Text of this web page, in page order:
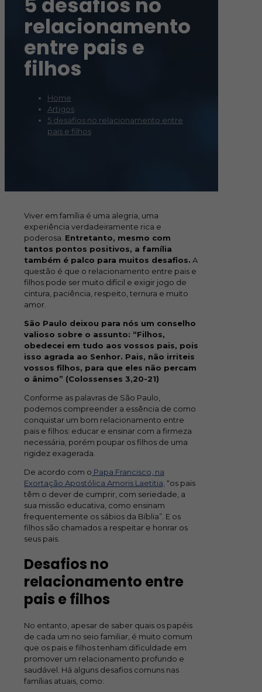
relacionamento
entre pais e
filhos
Home
Artigos
5 desafios no relacionamento entre
pais e filhos
Viver em família é uma alegria, uma
experiência verdadeiramente rica e
poderosa. Entretanto, mesmo com
tantos pontos positivos, a família
também é palco para muitos desafios. A
questão é que o relacionamento entre pais e
filhos pode ser muito difícil e exigir jogo de
cintura, paciência, respeito, ternura e muito
amor.
São Paulo deixou para nós um conselho
valioso sobre o assunto: “Filhos,
obedecei em tudo aos vossos pais, pois
isso agrada ao Senhor. Pais, não irriteis
vossos filhos, para que eles não percam
o ânimo” (Colossenses 3,20-21)
Conforme as palavras de São Paulo,
podemos compreender a essência de como
conquistar um bom relacionamento entre
pais e filhos: educar e ensinar com a firmeza
necessária, porém poupar os filhos de uma
rigidez exagerada.
De acordo com o Papa Francisco, na
Exortação Apostólica Amoris Laetitia, “os pais
têm o dever de cumprir, com seriedade, a
sua missão educativa, como ensinam
frequentemente os sábios da Bíblia”. E os
filhos são chamados a respeitar e honrar os
seus pais.
Desafios no
relacionamento entre
pais e filhos
No entanto, apesar de saber quais os papéis
de cada um no seio familiar, é muito comum
que os pais e filhos tenham dificuldade em
promover um relacionamento profundo e
saudável. Há alguns desafios comuns nas
famílias atuais, como: